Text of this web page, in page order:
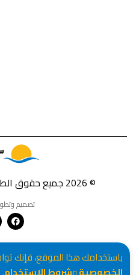
باستخدامك هذا الموقع، فإنك
© 2026 جميع حقوق الطبع محفوظة، سودانايل
تصميم